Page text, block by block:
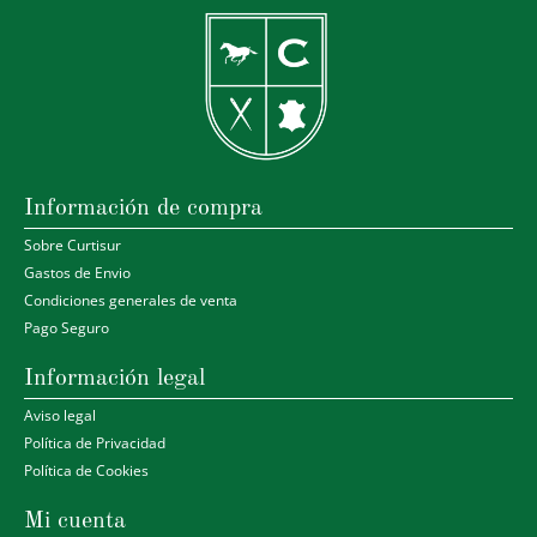
Información de compra
Sobre Curtisur
Gastos de Envio
Condiciones generales de venta
Pago Seguro
Información legal
Aviso legal
Política de Privacidad
Política de Cookies
Mi cuenta